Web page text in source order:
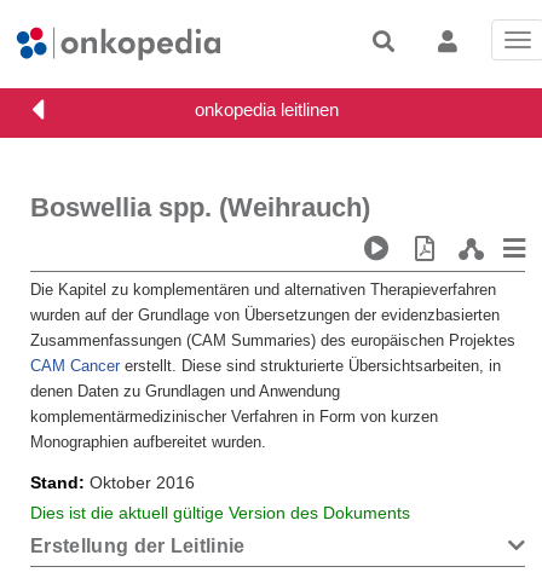
Boswellia spp. (Weihrauch)
Die Kapitel zu komplementären und alternativen Therapieverfahren
wurden auf der Grundlage von Übersetzungen der evidenzbasierten
Zusammenfassungen (CAM Summaries) des europäischen Projektes
CAM Cancer erstellt. Diese sind strukturierte Übersichtsarbeiten, in
denen Daten zu Grundlagen und Anwendung
komplementärmedizinischer Verfahren in Form von kurzen
Monographien aufbereitet wurden.
Stand
Oktober 2016
Dies ist die aktuell gültige Version des Dokuments
Erstellung der Leitlinie